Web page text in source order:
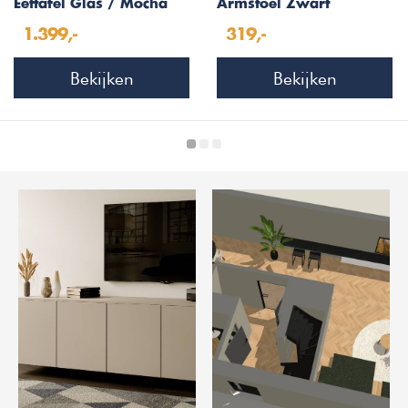
Eettafel Glas / Mocha
Essenhout
1.399,-
Bekijken
Armstoel Zwart
Kunstleer/Mocha
Essenhout
319,-
Bekijken